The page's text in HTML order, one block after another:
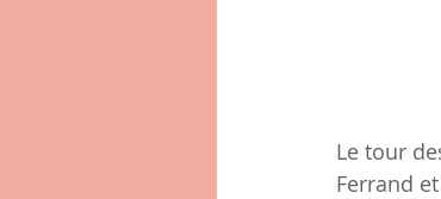
Le tour
Ferrand